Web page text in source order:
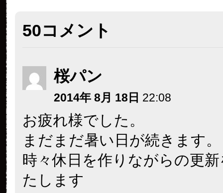
50コメント
桜パン
2014年 8月 18日 22:08
お疲れ様でした。
まだまだ暑い日が続きます。
時々休日を作りながらの更
たします